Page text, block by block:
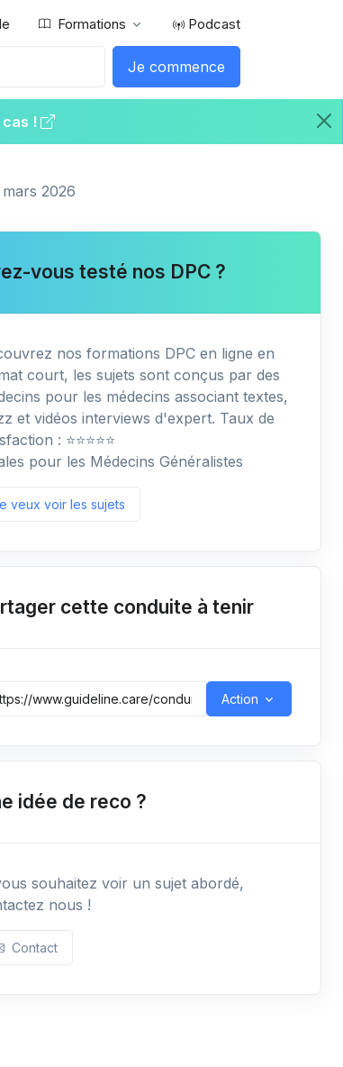
Formations Podcast
Je commence
!
2026
vous testé nos DPC ?
nos formations DPC en ligne en
court, les sujets sont conçus par des
pour les médecins associant textes,
et vidéos interviews d'expert. Taux de
: ⭐️⭐️⭐️⭐️⭐️
pour les Médecins Généralistes
veux voir les sujets
cette conduite à tenir
Action
idée de reco ?
souhaitez voir un sujet abordé,
nous !
Contact